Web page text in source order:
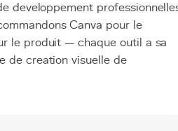
developpement
Canva pour le
le produit — chaque outil a sa
de creation visuelle de